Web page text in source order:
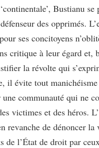
Bustianu se
des opprimés.
ses concitoyens
critique à leur égard et,
la révolte qui
il évite tout manichéisme
une communauté qui ne
victimes et des héros.
revanche de dénoncer
de l’État de droit par